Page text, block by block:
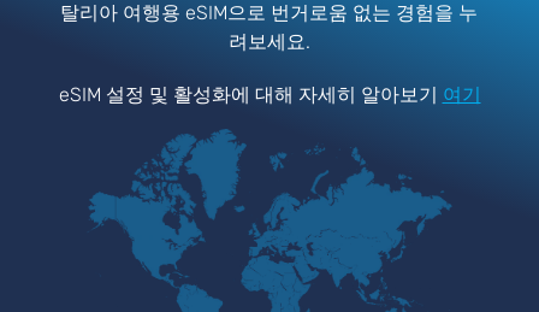
탈리아 여행용 eSIM으로 번거로움 없는 경험을 누
려보세요.
eSIM 설정 및 활성화에 대해 자세히 알아보기 여기